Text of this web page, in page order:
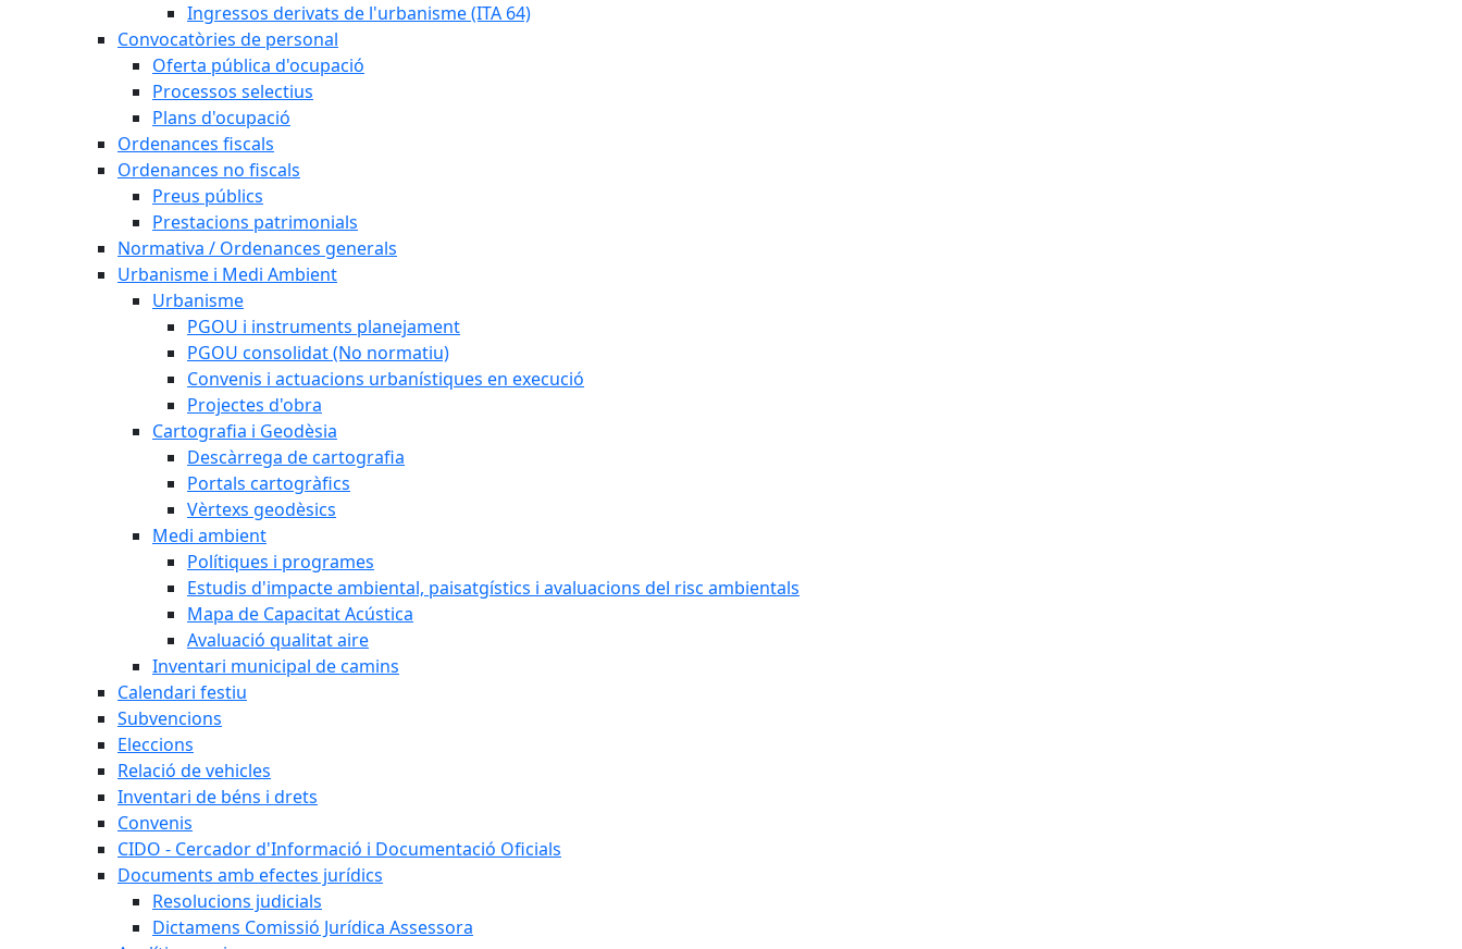
Ingressos derivats de l'urbanisme (ITA 64)
Convocatòries de personal
Oferta pública d'ocupació
Processos selectius
Plans d'ocupació
Ordenances fiscals
Ordenances no fiscals
Preus públics
Prestacions patrimonials
Normativa / Ordenances generals
Urbanisme i Medi Ambient
Urbanisme
PGOU i instruments planejament
PGOU consolidat (No normatiu)
Convenis i actuacions urbanístiques en execució
Projectes d'obra
Cartografia i Geodèsia
Descàrrega de cartografia
Portals cartogràfics
Vèrtexs geodèsics
Medi ambient
Polítiques i programes
Estudis d'impacte ambiental, paisatgístics i avaluacions del risc ambientals
Mapa de Capacitat Acústica
Avaluació qualitat aire
Inventari municipal de camins
Calendari festiu
Subvencions
Eleccions
Relació de vehicles
Inventari de béns i drets
Convenis
CIDO - Cercador d'Informació i Documentació Oficials
Documents amb efectes jurídics
Resolucions judicials
Dictamens Comissió Jurídica Assessora